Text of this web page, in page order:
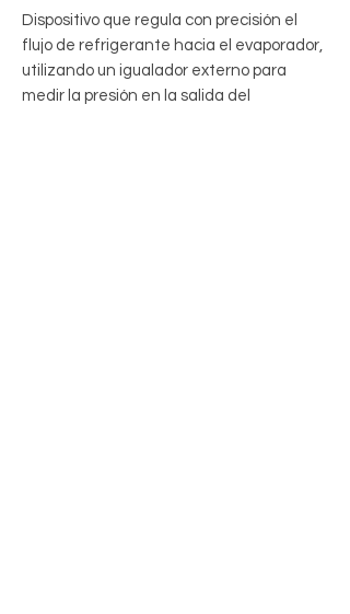
Dispositivo que regula con precisión el
flujo de refrigerante hacia el evaporador,
utilizando un igualador externo para
medir la presión en la salida del